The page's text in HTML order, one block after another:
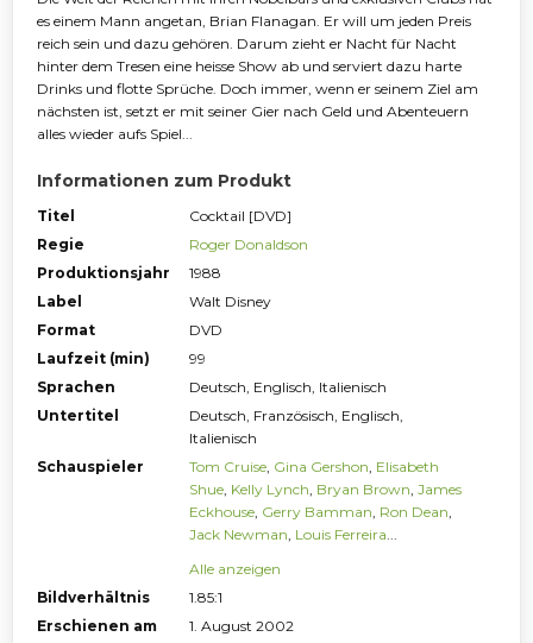
es einem Mann angetan, Brian Flanagan. Er will um jeden Preis
reich sein und dazu gehören. Darum zieht er Nacht für Nacht
hinter dem Tresen eine heisse Show ab und serviert dazu harte
Drinks und flotte Sprüche. Doch immer, wenn er seinem Ziel am
nächsten ist, setzt er mit seiner Gier nach Geld und Abenteuern
alles wieder aufs Spiel...
Informationen zum Produkt
Titel
Cocktail [DVD]
Regie
Roger Donaldson
Produktionsjahr
1988
Label
Walt Disney
Format
DVD
Laufzeit (min)
99
Sprachen
Deutsch, Englisch, Italienisch
Untertitel
Deutsch, Französisch, Englisch,
Italienisch
Schauspieler
Tom Cruise Gina Gershon Elisabeth
Shue Kelly Lynch Bryan Brown James
Eckhouse Gerry Bamman Ron Dean
Jack Newman Louis Ferreira
Alle anzeigen
Bildverhältnis
1.85:1
Erschienen am
1. August 2002